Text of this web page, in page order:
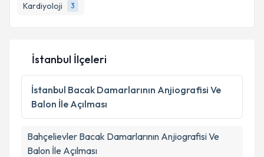
Kardiyoloji
3
E-posta Adresiniz
Kişisel verilerimin işlenmesine ilişkinAydınlatma
Metni
'ni okudum ve kişisel verilerimin belirtilen
kapsamda işlenmesini kabul ediyorum.
Takvim Talebini Gönder
İstanbul İlçeleri
İstanbul Bacak Damarlarının Anjiografisi Ve
Balon İle Açılması
Bahçelievler Bacak Damarlarının Anjiografisi Ve
Balon İle Açılması